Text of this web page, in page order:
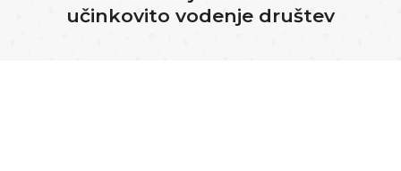
učinkovito vodenje društev